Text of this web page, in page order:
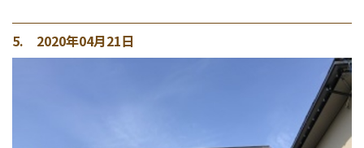
5. 2020年04月21日